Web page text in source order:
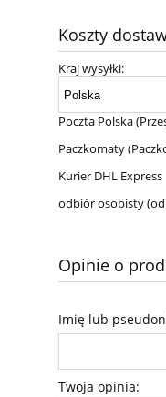
Koszty
Kraj wysyłki:
Poczta Polska
Paczkomaty
Kurier DHL Express
odbiór osobisty
Opinie o
Imię lub
Twoja opinia: